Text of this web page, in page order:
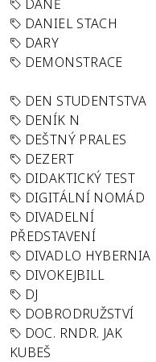
DANĚ
DANIEL STACH
DARY
DEMONSTRACE
DEN STUDENTSTVA
DENÍK N
DEŠTNÝ PRALES
DEZERT
DIDAKTICKÝ TEST
DIGITÁLNÍ NOMÁD
DIVADELNÍ
PŘEDSTAVENÍ
DIVADLO HYBERNIA
DIVOKEJBILL
DJ
DOBRODRUŽSTVÍ
DOC. RNDR. JAK
KUBEŠ